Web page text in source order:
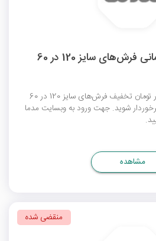
کد تخفیف 70 هزار تومانی فرش‌های سایز 120 در 60
با وارد کردن این کد از 70 هزار تومان تخفیف فرش‌های سایز 120 در 60
شوید. جهت ورود به وبسایت مدما
مشاهده
منقضی شده